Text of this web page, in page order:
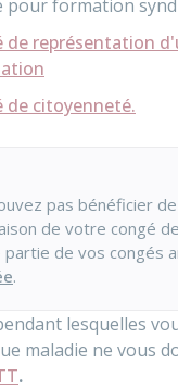
pour formation
de représentation
de citoyenneté.
pas bénéficier
de votre congé
partie de vos congés
.
lesquelles
maladie ne vous
.